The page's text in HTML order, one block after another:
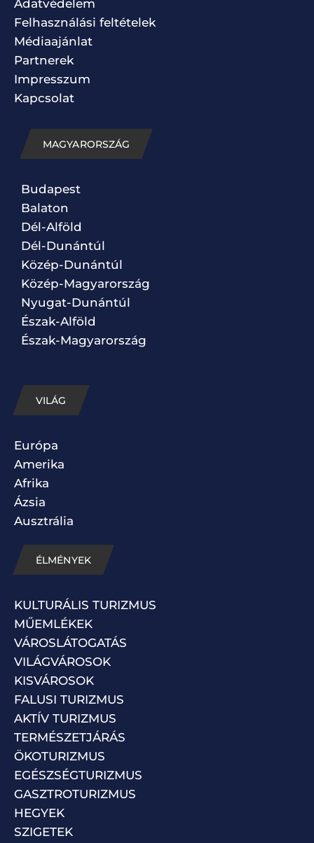
Adatvédelem
Felhasználási feltételek
Médiaajánlat
Partnerek
Impresszum
Kapcsolat
MAGYARORSZÁG
Budapest
Balaton
Dél-Alföld
Dél-Dunántúl
Közép-Dunántúl
Közép-Magyarország
Nyugat-Dunántúl
Észak-Alföld
Észak-Magyarország
VILÁG
Európa
Amerika
Afrika
Ázsia
Ausztrália
ÉLMÉNYEK
KULTURÁLIS TURIZMUS
MŰEMLÉKEK
VÁROSLÁTOGATÁS
VILÁGVÁROSOK
KISVÁROSOK
FALUSI TURIZMUS
AKTÍV TURIZMUS
TERMÉSZETJÁRÁS
ÖKOTURIZMUS
EGÉSZSÉGTURIZMUS
GASZTROTURIZMUS
HEGYEK
SZIGETEK